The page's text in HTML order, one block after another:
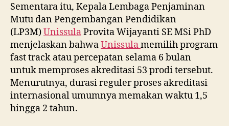
Sementara itu, Kepala Lembaga Penjaminan
Mutu dan Pengembangan Pendidikan
(LP3M)UnissulaProvita Wijayanti SE MSi PhD
menjelaskan bahwaUnissulamemilih program
fast track atau percepatan selama 6 bulan
untuk memproses akreditasi 53 prodi tersebut.
Menurutnya, durasi reguler proses akreditasi
internasional umumnya memakan waktu 1,5
hingga 2 tahun.